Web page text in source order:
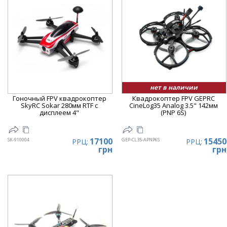
Гоночный FPV квадрокоптер
SkyRC Sokar 280мм RTF с
дисплеем 4"
SK-910004 РРЦ: 17100
грн
нет в наличии
Квадрокоптер FPV GEPRC
CineLog35 Analog 3.5" 142мм
(PNP 6S)
GEP-CL35-APNP6S РРЦ: 15450
грн